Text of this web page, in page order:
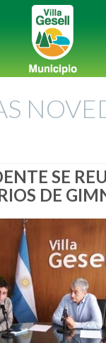
SE
DE